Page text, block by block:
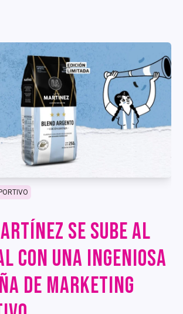
SE SUBE AL
CON UNA INGENIOSA
DE MARKETING